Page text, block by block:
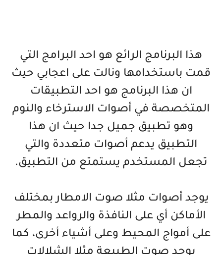
هذا البرنامج الرائع هو احد البرامج التي
قمت باستخدامها ونالت على اعجابي حيث
ان هذا البرنامج هو احد التطبيقات
المتخصصة في أصوات الاسترخاء والنوم
وهو تطبيق جميل جدا حيث ان هذا
التطبيق يدعم أصوات متعددة والتي
تجعل المستخدم يستمتع من التطبيق.
يوجد أصوات مثلا صوت الامطار بمختلف
الأماكن أي على النافذة والرواعد والمطر
على أمواج المحيط وعلى أشياء أخرى، كما
يوجد صوت الطبيعة مثلا الشلالات